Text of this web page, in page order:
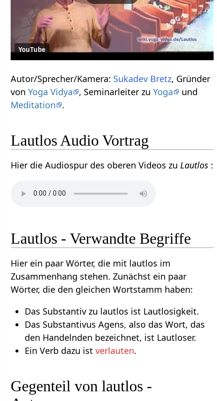
YouTube
Autor/Sprecher/Kamera: Sukadev Bretz, Gründer
vonYoga Vidya , Seminarleiter zuYoga
und
Meditation
.
Lautlos Audio Vortrag
Hier die Audiospur des oberen Videos zuLautlos :
Lautlos - Verwandte Begriffe
Hier ein paar Wörter, die mit lautlos im
Zusammenhang stehen. Zunächst ein paar
Wörter, die den gleichen Wortstamm haben:
Das Substantiv zu lautlos ist Lautlosigkeit.
Das Substantivus Agens, also das Wort, das
den Handelnden bezeichnet, ist Lautloser.
Ein Verb dazu ist verlauten.
Gegenteil von lautlos -